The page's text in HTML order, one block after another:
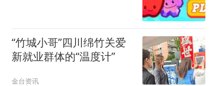
“竹城小哥”四川绵竹关爱
新就业群体的“温度计”
金台资讯